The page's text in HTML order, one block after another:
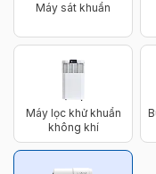
Máy sát khuẩn
Máy lọc khử khuẩn
không khí